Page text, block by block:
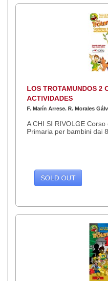
LOS TROTAMUNDOS 2
ACTIVIDADES
F. Marín Arrese. R. Morales
A CHI SI RIVOLGE
Primaria per bambini dai
SOLD OUT